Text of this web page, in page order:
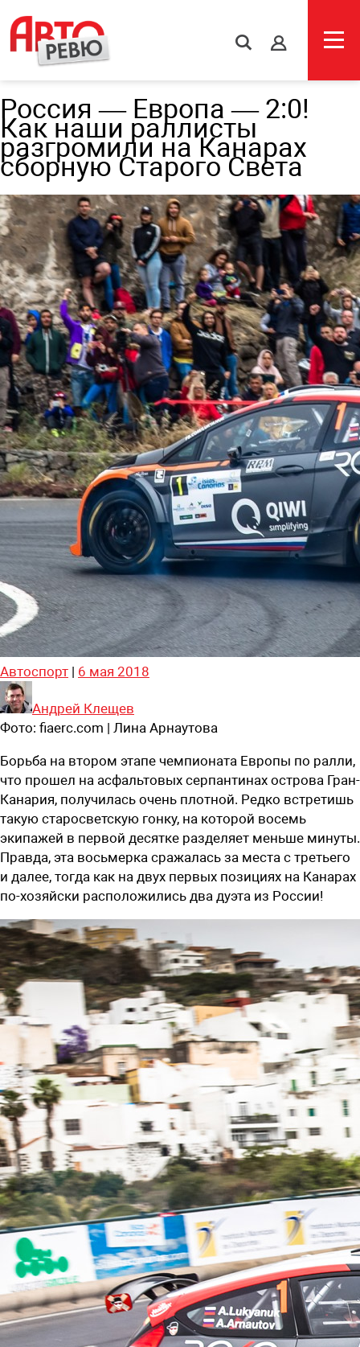
s
Россия — Европа — 2:0!
Как наши раллисты
разгромили на Канарах
сборную Старого Света
Автоспорт | 6 мая 2018
Андрей Клещев
Фото: fiaerc.com | Лина Арнаутова
Борьба на втором этапе чемпионата Европы по ралли,
что прошел на асфальтовых серпантинах острова Гран-
Канария, получилась очень плотной. Редко встретишь
такую старосветскую гонку, на которой восемь
экипажей в первой десятке разделяет меньше минуты.
Правда, эта восьмерка сражалась за места с третьего
и далее, тогда как на двух первых позициях на Канарах
по-хозяйски расположились два дуэта из России!